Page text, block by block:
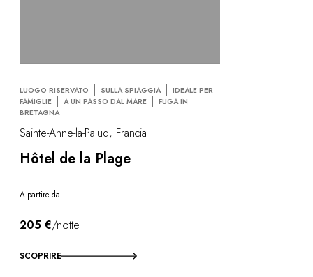
LUOGO RISERVATO SULLA SPIAGGIA
IDEALE PER
FAMIGLIE
A UN PASSO DAL MARE
FUGA IN
BRETAGNA
Sainte-Anne-la-Palud, Francia
Hôtel de la Plage
A partire da
205 €/notte
SCOPRIRE